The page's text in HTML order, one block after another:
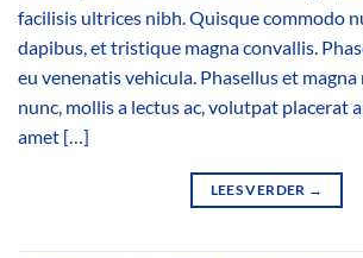
facilisis ultrices nibh. Quisque commodo
dapibus, et tristique magna convallis.
eu venenatis vehicula. Phasellus et
nunc, mollis a lectus ac, volutpat placerat
amet […]
LEES VERDER →